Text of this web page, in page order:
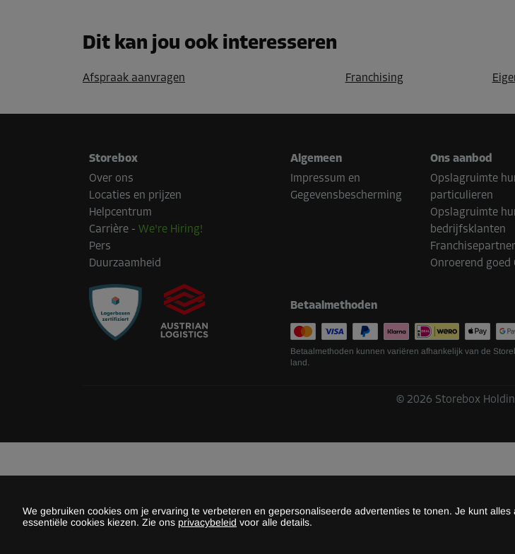
We gebruiken cookies om je ervaring te verbeteren en gepersonaliseerde advertenties te tonen. Je kunt
essentiële cookies kiezen. Zie ons privacybeleid voor alle details.
Dit kan jou ook interesseren
Afspraak aanvragen Franchising
Storebox
Over ons
Locaties en prijzen
Helpcentrum
Carrière - We're Hiring!
Pers
Duurzaamheid
Algemeen
Impressum en
Gegevensbescherming
Ons aanbod
Opslagruimte
particulieren
Opslagruimte
bedrijfsklanten
Onroerend goed
Betaalmethoden
Betaalmethoden kunnen variëren afhankelijk van de
land.
© 2026 Storebox